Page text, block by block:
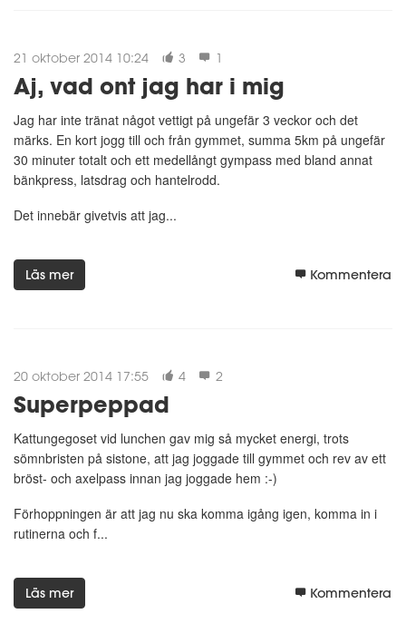
21 oktober 2014 10:24 3 1
Aj, vad ont jag har i mig
Jag har inte tränat något vettigt på ungefär 3 veckor och det
märks. En kort jogg till och från gymmet, summa 5km på ungefär
30 minuter totalt och ett medellångt gympass med bland annat
bänkpress, latsdrag och hantelrodd.
Det innebär givetvis att jag...
Läs mer Kommentera
20 oktober 2014 17:55 4 2
Superpeppad
Kattungegoset vid lunchen gav mig så mycket energi, trots
sömnbristen på sistone, att jag joggade till gymmet och rev av ett
bröst- och axelpass innan jag joggade hem :-)
Förhoppningen är att jag nu ska komma igång igen, komma in i
rutinerna och f...
Läs mer Kommentera